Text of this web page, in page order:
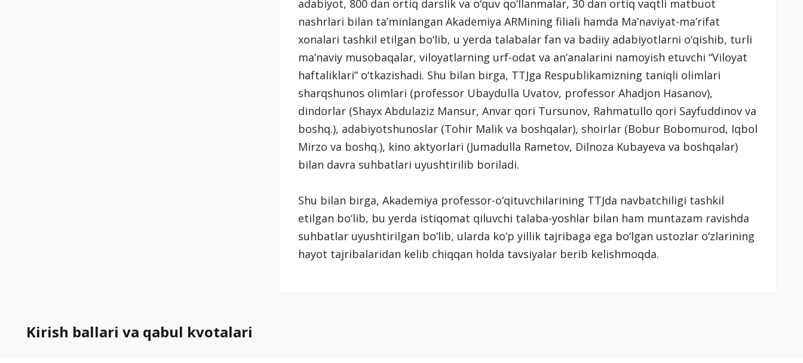
adabiyot, 800 dan ortiq darslik va o‘quv qo‘llanmalar, 30 dan ortiq vaqtli matbuot
nashrlari bilan ta’minlangan Akademiya ARMining filiali hamda Ma’naviyat-ma’rifat
xonalari tashkil etilgan bo‘lib, u yerda talabalar fan va badiiy adabiyotlarni o‘qishib, turli
ma’naviy musobaqalar, viloyatlarning urf-odat va an’analarini namoyish etuvchi “Viloyat
haftaliklari” o‘tkazishadi. Shu bilan birga, TTJga Respublikamizning taniqli olimlari
sharqshunos olimlari (professor Ubaydulla Uvatov, professor Ahadjon Hasanov),
dindorlar (Shayx Abdulaziz Mansur, Anvar qori Tursunov, Rahmatullo qori Sayfuddinov va
boshq.), adabiyotshunoslar (Tohir Malik va boshqalar), shoirlar (Bobur Bobomurod, Iqbol
Mirzo va boshq.), kino aktyorlari (Jumadulla Rametov, Dilnoza Kubayeva va boshqalar)
bilan davra suhbatlari uyushtirilib boriladi.
Shu bilan birga, Akademiya professor-o‘qituvchilarining TTJda navbatchiligi tashkil
etilgan bo‘lib, bu yerda istiqomat qiluvchi talaba-yoshlar bilan ham muntazam ravishda
suhbatlar uyushtirilgan bo‘lib, ularda ko‘p yillik tajribaga ega bo‘lgan ustozlar o‘zlarining
hayot tajribalaridan kelib chiqqan holda tavsiyalar berib kelishmoqda.
Kirish ballari va qabul kvotalari